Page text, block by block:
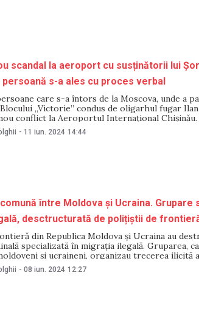
scandal la aeroport cu susținătorii lui
persoană s-a ales cu proces verbal
care s-a întors de la Moscova, unde a
„Victorie” condus de oligarhul fugar Ilan
conflict la Aeroportul Internațional Chișinău.
că procedurile de control ar dura prea
- 11 iun. 2024 14:44
între Moldova și Ucraina. Grupare
desctructurată de polițiștii de frontieră
din Republica Moldova și Ucraina au
specializată în migrația ilegală. Gruparea,
și ucraineni, organizau trecerea ilicită
pentru bărbați din țara vecină și, ulterior,
Europene. Beneficiarii plăteau câte 10 000
- 08 iun. 2024 12:27